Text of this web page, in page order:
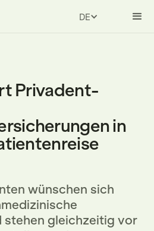
DEUTSCH
Privadent-
in
wünschen sich
stehen gleichzeitig vor